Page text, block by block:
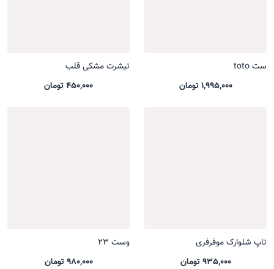
ست toto
1,995,000 تومان
تیشرت مشکی قلب
450,000 تومان
تاپ شلوارک موفرفری
935,000 تومان
وست 23
980,000 تومان